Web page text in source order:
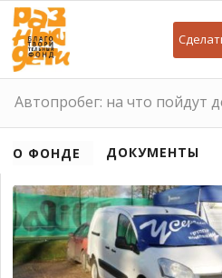
Автопробег: на что пойдут
О ФОНДЕ ДОКУМЕНТЫ